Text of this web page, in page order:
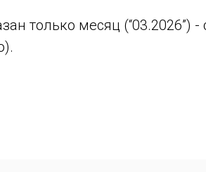
только месяц (“03.2026”) -